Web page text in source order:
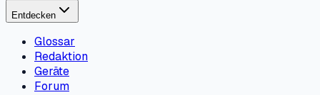
Entdecken
Glossar
Redaktion
Geräte
Forum